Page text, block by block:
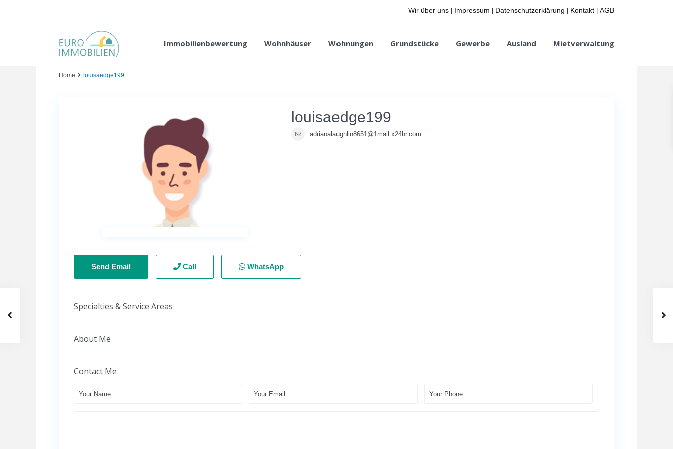
Wir über uns Impressum Datenschutzerklärung Kontakt AGB
Immobilienbewertung Wohnhäuser Wohnungen Grundstücke Gewerbe Ausland Mietverwaltung
Home louisaedge199
louisaedge199
adrianalaughlin8651@1mail.x24hr.com
Send Email Call WhatsApp
Specialties & Service Areas
About Me
Contact Me